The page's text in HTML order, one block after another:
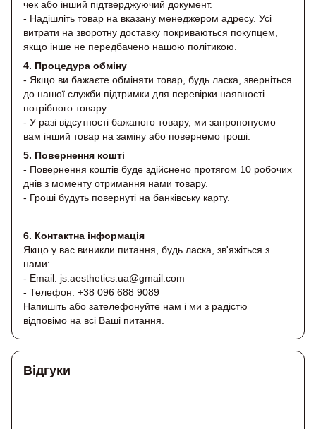
чек або інший підтверджуючий документ.
- Надішліть товар на вказану менеджером адресу. Усі
витрати на зворотну доставку покриваються покупцем,
якщо інше не передбачено нашою політикою.
4. Процедура обміну
- Якщо ви бажаєте обміняти товар, будь ласка, зверніться
до нашої служби підтримки для перевірки наявності
потрібного товару.
- У разі відсутності бажаного товару, ми запропонуємо
вам інший товар на заміну або повернемо гроші.
5. Повернення кошті
- Повернення коштів буде здійснено протягом 10 робочих
днів з моменту отримання нами товару.
- Гроші будуть повернуті на банківську карту.
6. Контактна інформація
Якщо у вас виникли питання, будь ласка, зв'яжіться з
нами:
- Email: js.aesthetics.ua@gmail.com
- Телефон: +38 096 688 9089
Напишіть або зателефонуйте нам і ми з радістю
відповімо на всі Ваші питання.
Відгуки